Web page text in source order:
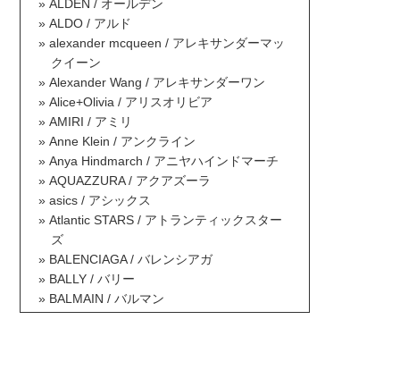
ALDEN / オールデン
ALDO / アルド
alexander mcqueen / アレキサンダーマッ
クイーン
Alexander Wang / アレキサンダーワン
Alice+Olivia / アリスオリビア
AMIRI / アミリ
Anne Klein / アンクライン
Anya Hindmarch / アニヤハインドマーチ
AQUAZZURA / アクアズーラ
asics / アシックス
Atlantic STARS / アトランティックスター
ズ
BALENCIAGA / バレンシアガ
BALLY / バリー
BALMAIN / バルマン